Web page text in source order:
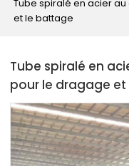
Tube spiralé en acier
et le battage
Tube spiralé en
pour le dragage